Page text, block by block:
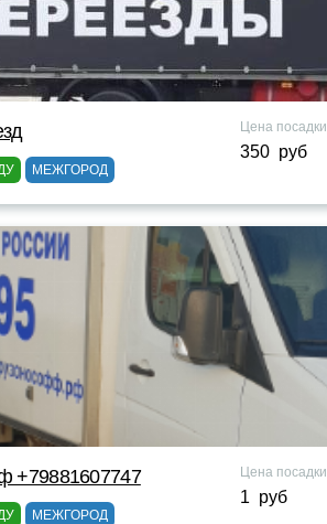
МЕЖГОРОД
Цена посадки
350 руб
+79881607747
МЕЖГОРОД
Цена посадки
1 руб